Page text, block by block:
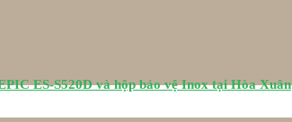
ES-S520D và hộp bảo vệ Inox tại Hòa Xuân